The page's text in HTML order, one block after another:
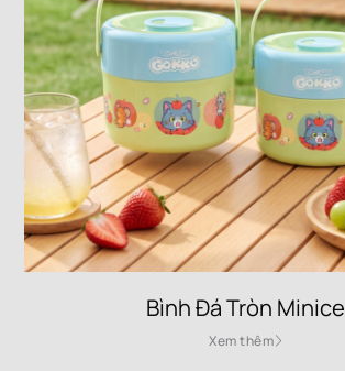
Bình Đá Tròn Minice
Xem thêm